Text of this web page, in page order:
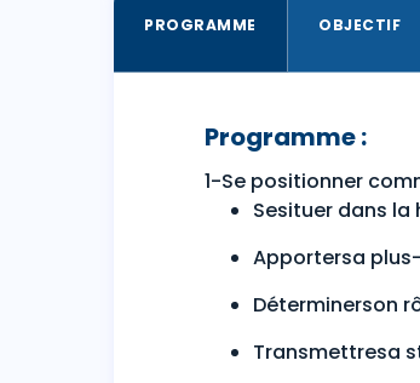
PROGRAMME OBJECTIF
Programme :
1-Se positionner
Sesituer dans
Apportersa
Déterminerson
Transmettresa